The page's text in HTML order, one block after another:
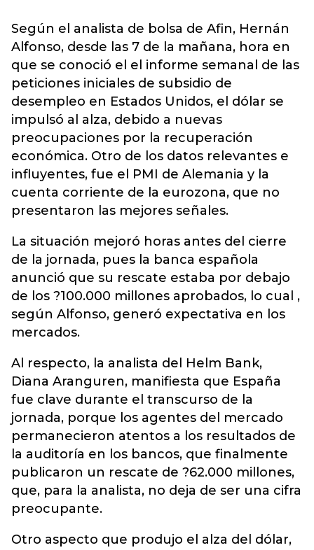
Según el analista de bolsa de Afin, Hernán
Alfonso, desde las 7 de la mañana, hora en
que se conoció el el informe semanal de las
peticiones iniciales de subsidio de
desempleo en Estados Unidos, el dólar se
impulsó al alza, debido a nuevas
preocupaciones por la recuperación
económica. Otro de los datos relevantes e
influyentes, fue el PMI de Alemania y la
cuenta corriente de la eurozona, que no
presentaron las mejores señales.
La situación mejoró horas antes del cierre
de la jornada, pues la banca española
anunció que su rescate estaba por debajo
de los ?100.000 millones aprobados, lo cual ,
según Alfonso, generó expectativa en los
mercados.
Al respecto, la analista del Helm Bank,
Diana Aranguren, manifiesta que España
fue clave durante el transcurso de la
jornada, porque los agentes del mercado
permanecieron atentos a los resultados de
la auditoría en los bancos, que finalmente
publicaron un rescate de ?62.000 millones,
que, para la analista, no deja de ser una cifra
preocupante.
Otro aspecto que produjo el alza del dólar,